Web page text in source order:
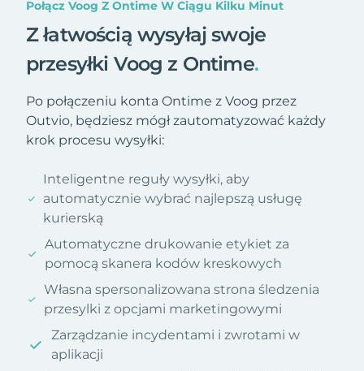
Połącz Voog Z Ontime W Ciągu Kilku Minut
Z łatwością wysyłaj swoje
przesyłki Voog z Ontime.
Po połączeniu konta Ontime z Voog przez
Outvio, będziesz mógł zautomatyzować każdy
krok procesu wysyłki:
Inteligentne reguły wysyłki, aby
automatycznie wybrać najlepszą usługę
kurierską
Automatyczne drukowanie etykiet za
pomocą skanera kodów kreskowych
Własna spersonalizowana strona śledzenia
przesylki z opcjami marketingowymi
Zarządzanie incydentami i zwrotami w
aplikacji